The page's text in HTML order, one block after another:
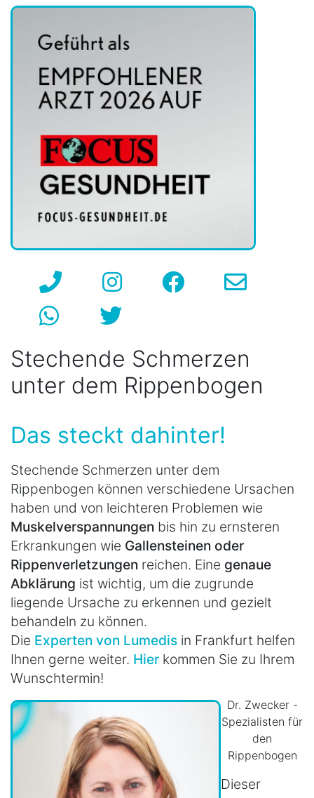
Stechende Schmerzen
unter dem Rippenbogen
Das steckt dahinter!
Stechende Schmerzen unter dem
Rippenbogen können verschiedene Ursachen
haben und von leichteren Problemen wie
Muskelverspannungen bis hin zu ernsteren
Erkrankungen wie Gallensteinen oder
Rippenverletzungen reichen. Eine genaue
Abklärung ist wichtig, um die zugrunde
liegende Ursache zu erkennen und gezielt
behandeln zu können.
Die Experten von Lumedis in Frankfurt helfen
Ihnen gerne weiter. Hier kommen Sie zu Ihrem
Wunschtermin!
Dr. Zwecker -
Spezialisten für
den
Rippenbogen
Dieser